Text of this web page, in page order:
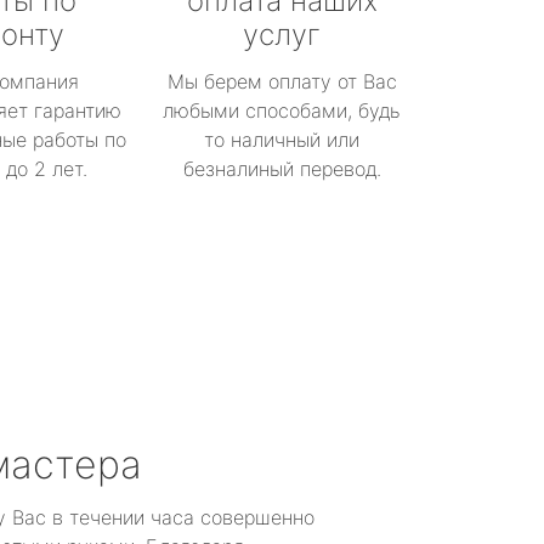
гарантию
работы по
2 лет.
услуг
Мы берем оплату от Вас
любыми способами, будь
то наличный или
безналиный перевод.
в течении часа совершенно